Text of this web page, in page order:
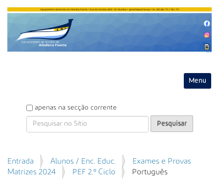
Toggle
P
e
i
s
apenas na secção corrente
P
e
Entrada Alunos / Enc. Educ.
Exames e Provas
Matrizes 2024
PEF 2.º Ciclo Português